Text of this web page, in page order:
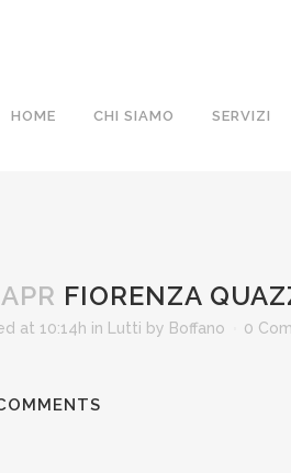
HOME CHI SIAMO SERVIZI
FIORENZA
at 10:14h in Lutti by Boffano 0